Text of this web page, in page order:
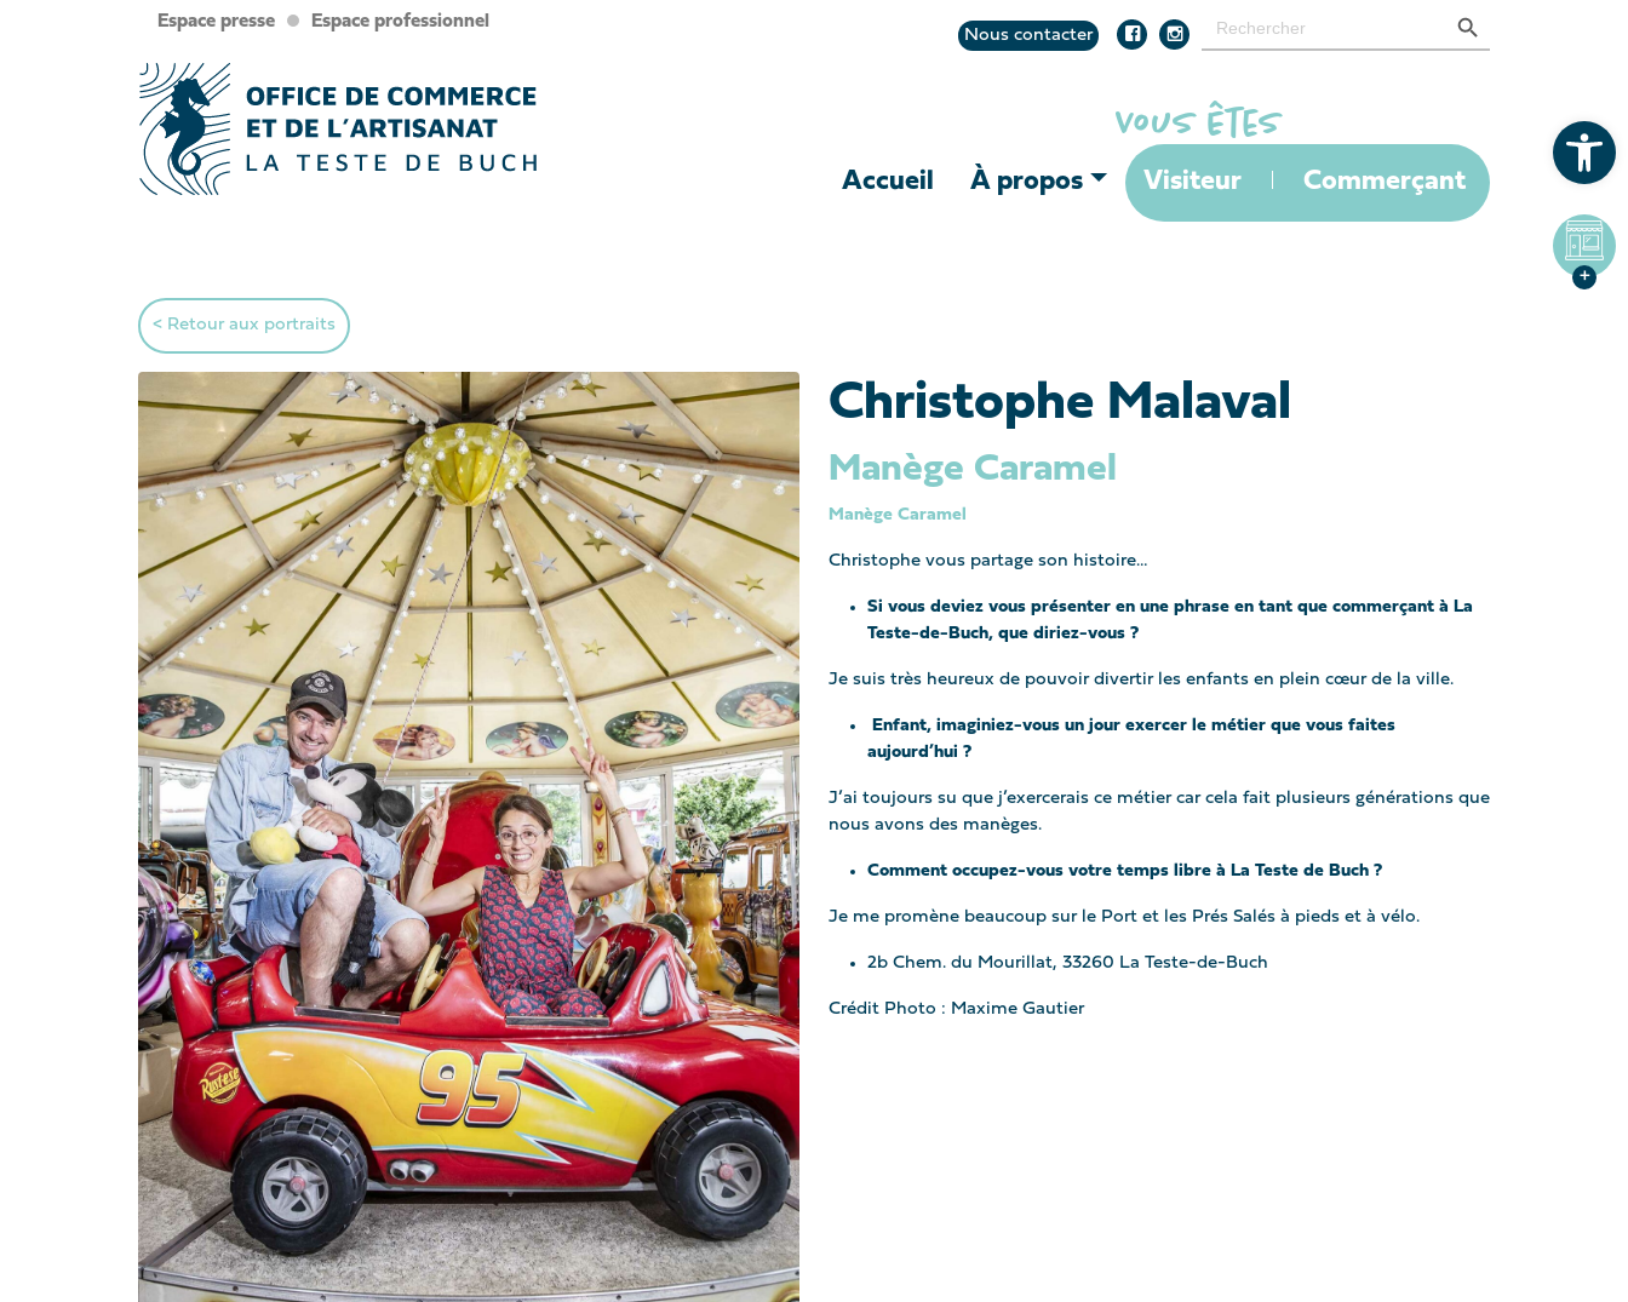
Ouvrir la barre d’outils
Espace presse Espace professionnel
Nous contacter
for:
Accueil À propos Visiteur Commerçant
< Retour aux portraits
Christophe Malaval
Manège Caramel
Manège Caramel
Christophe vous partage son histoire…
Si vous deviez vous présenter en une phrase en tant que commerçant à La
Teste-de-Buch, que diriez-vous ?
Je suis très heureux de pouvoir divertir les enfants en plein cœur de la ville.
Enfant, imaginiez-vous un jour exercer le métier que vous faites
aujourd’hui ?
J’ai toujours su que j’exercerais ce métier car cela fait plusieurs générations que
nous avons des manèges.
Comment occupez-vous votre temps libre à La Teste de Buch ?
Je me promène beaucoup sur le Port et les Prés Salés à pieds et à vélo.
2b Chem. du Mourillat, 33260 La Teste-de-Buch
Crédit Photo : Maxime Gautier